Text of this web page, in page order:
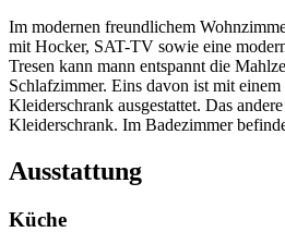
Im modernen freundlichem
mit Hocker, SAT-TV sowie eine
Tresen kann mann entspannt die
Schlafzimmer. Eins davon ist mit
Kleiderschrank ausgestattet. Das
Kleiderschrank. Im Badezimmer
Ausstattung
Küche